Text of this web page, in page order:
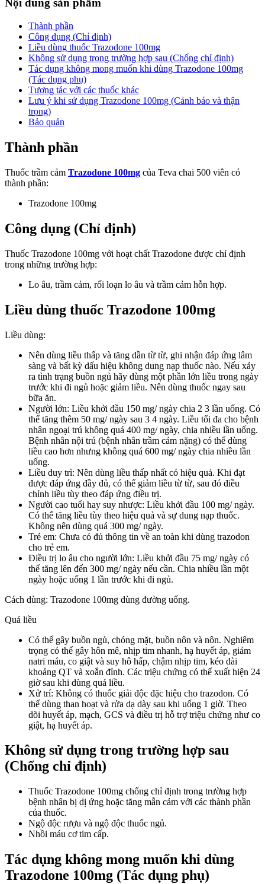
Nội dung sản phẩm
Thành phần
Công dụng (Chỉ định)
Liều dùng thuốc Trazodone 100mg
Không sử dụng trong trường hợp sau (Chống chỉ định)
Tác dụng không mong muốn khi dùng Trazodone 100mg
(Tác dụng phụ)
Tương tác với các thuốc khác
Lưu ý khi sử dụng Trazodone 100mg (Cảnh báo và thận
trọng)
Bảo quản
Thành phần
Thuốc trầm cảm Trazodone 100mg của Teva chai 500 viên có
thành phần:
Trazodone 100mg
Công dụng (Chỉ định)
Thuốc Trazodone 100mg với hoạt chất Trazodone được chỉ định
trong những trường hợp:
Lo âu, trầm cảm, rối loạn lo âu và trầm cảm hỗn hợp.
Liều dùng thuốc Trazodone 100mg
Liều dùng:
Nên dùng liều thấp và tăng dần từ từ, ghi nhận đáp ứng lâm
sàng và bất kỳ dấu hiệu không dung nạp thuốc nào. Nếu xảy
ra tình trạng buồn ngủ hãy dùng một phần lớn liều trong ngày
trước khi đi ngủ hoặc giảm liều. Nên dùng thuốc ngay sau
bữa ăn.
Người lớn: Liều khởi đầu 150 mg/ ngày chia 2 3 lần uống. Có
thể tăng thêm 50 mg/ ngày sau 3 4 ngày. Liều tối đa cho bệnh
nhân ngoại trú không quá 400 mg/ ngày, chia nhiều lần uống.
Bệnh nhân nội trú (bệnh nhân trầm cảm nặng) có thể dùng
liều cao hơn nhưng không quá 600 mg/ ngày chia nhiều lần
uống.
Liều duy trì: Nên dùng liều thấp nhất có hiệu quả. Khi đạt
được đáp ứng đầy đủ, có thể giảm liều từ từ, sau đó điều
chỉnh liều tùy theo đáp ứng điều trị.
Người cao tuổi hay suy nhược: Liều khởi đầu 100 mg/ ngày.
Có thể tăng liều tùy theo hiệu quả và sự dung nạp thuốc.
Không nên dùng quá 300 mg/ ngày.
Trẻ em: Chưa có đủ thông tin về an toàn khi dùng trazodon
cho trẻ em.
Điều trị lo âu cho người lớn: Liều khởi đầu 75 mg/ ngày có
thể tăng lên đến 300 mg/ ngày nếu cần. Chia nhiều lần một
ngày hoặc uống 1 lần trước khi đi ngủ.
Cách dùng: Trazodone 100mg dùng đường uống.
Quá liều
Có thể gây buồn ngủ, chóng mặt, buồn nôn và nôn. Nghiêm
trọng có thể gây hôn mê, nhịp tim nhanh, hạ huyết áp, giảm
natri máu, co giật và suy hô hấp, chậm nhịp tim, kéo dài
khoảng QT và xoắn đỉnh. Các triệu chứng có thể xuất hiện 24
giờ sau khi dùng quá liều.
Xử trí: Không có thuốc giải độc đặc hiệu cho trazodon. Có
thể dùng than hoạt và rửa dạ dày sau khi uống 1 giờ. Theo
dõi huyết áp, mạch, GCS và điều trị hỗ trợ triệu chứng như co
giật, hạ huyết áp.
Không sử dụng trong trường hợp sau
(Chống chỉ định)
Thuốc Trazodone 100mg chống chỉ định trong trường hợp
bệnh nhân bị dị ứng hoặc tăng mẫn cảm với các thành phần
của thuốc.
Ngộ độc rượu và ngộ độc thuốc ngủ.
Nhồi máu cơ tim cấp.
Tác dụng không mong muốn khi dùng
Trazodone 100mg (Tác dụng phụ)